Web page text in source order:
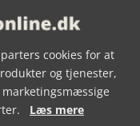
cookies for at
og tjenester,
Læs mere